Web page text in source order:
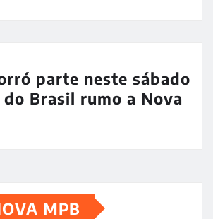
parte neste sábado
Brasil rumo a Nova
MPB